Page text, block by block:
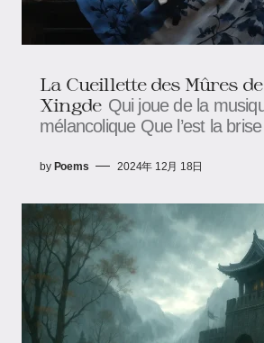
La Cueillette des Mûres
Xingde Qui joue de la
mélancolique Que l’est la
by Poems 2024年 12月 18日